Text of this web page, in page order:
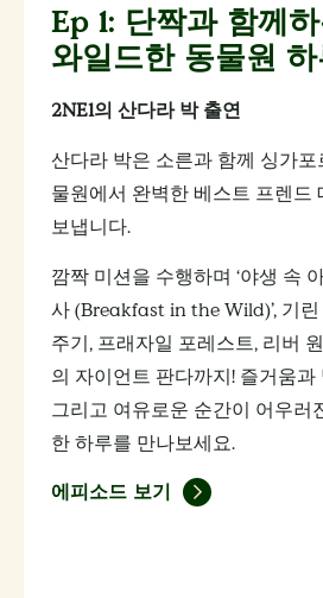
Ep 1: 단짝과 함께
와일드한 동물원
2NE1의 산다라 박 출연
산다라 박은 소른과 함께 싱가포
물원에서 완벽한 베스트 프렌드
보냅니다.
깜짝 미션을 수행하며 ‘야생 속
사 (Breakfast in the Wild)’, 기린
주기, 프래자일 포레스트, 리버
의 자이언트 판다까지! 즐거움과
그리고 여유로운 순간이 어우러
한 하루를 만나보세요.
에피소드 보기